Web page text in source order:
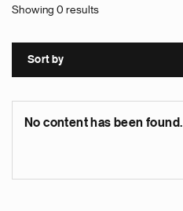
Showing 0 results
Sort by
No content has been found.